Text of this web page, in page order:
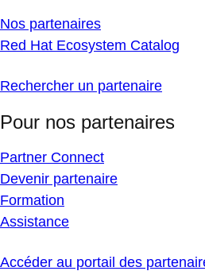
Nos partenaires
Red Hat Ecosystem Catalog
Rechercher un partenaire
Pour nos partenaires
Partner Connect
Devenir partenaire
Formation
Assistance
Accéder au portail des